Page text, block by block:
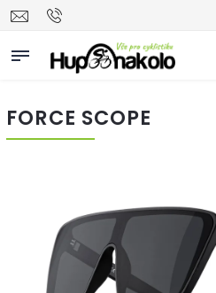
FORCE SCOPE